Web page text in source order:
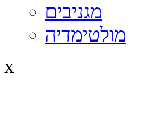
מגניבים
מולטימדיה
x